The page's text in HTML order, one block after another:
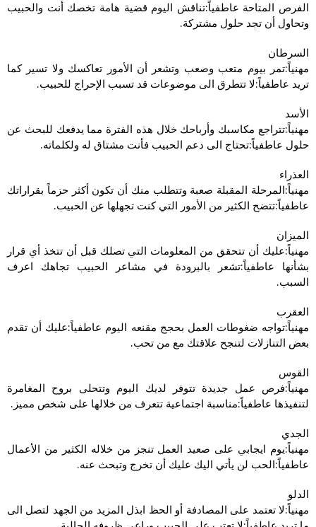
الفرص المتاحة عاطفياً:تناقش اليوم قضية هامة تخصك أنت والحبيب
وتحاول أن تجد حلول مشتركة.
السرطان
مهنياً:تمر بيوم متعب وصعب وتشعر أن الأمور تعاكسك ولا تسير كما
تريد عاطفياً:لا تتطرق الى موضوعات قد تسبب الإحراج للحبيب.
الأسد
مهنياً:تتراجع مكاسبك وأرباحك خلال هذه الفترة مما يدفعك للبحث عن
حلول عاطفياً:تحتاج الى دعم الحبيب فأنت مشتاق له ولكلماته.
العذراء
مهنياً:المرحلة المقبلة صعبة وتتطلب منك أن تكون أكثر حزماً بقراراتك
عاطفياً:تتضح الكثير من الأمور التي كنت تجهلها عن الحبيب.
الميزان
مهنياً:عليك أن تتحقق من المعلومات التي تصلك قبل أن تتخذ أي قرار
بشأنها عاطفياً:تشعر بالبرودة في مشاعر الحبيب تجاهك اعرف
السبب.
العقرب
مهنياً:تواجه ضغوطات العمل بحجج مقنعه اليوم عاطفياً:عليك أن تقدم
بعض التنازلات لتنجح علاقتك مع من تحب.
القوس
مهنياً:فرص عمل جديدة تتوفر لديك اليوم وتتحلى بروح المغامرة
لتنفيذها عاطفياً:مناسبة اجتماعية تتعرف من خلالها على شخص مميز.
الجدي
مهنياً:يوم ايجابي على صعيد العمل تنجز من خلاله الكثير من الأعمال
عاطفياً:الحب لن يأتي اليك عليك أن تخرج وتبحث عنه.
الدلو
مهنياً:لا تعتمد على المصادفة أو الحظ ابذل المزيد من الجهد لتصل الى